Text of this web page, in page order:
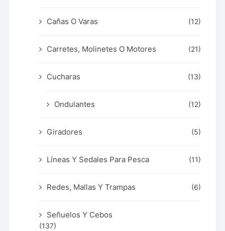
Cañas O Varas (12)
Carretes, Molinetes O Motores (21)
Cucharas (13)
Ondulantes (12)
Giradores (5)
Líneas Y Sedales Para Pesca (11)
Redes, Mallas Y Trampas (6)
Señuelos Y Cebos
(137)